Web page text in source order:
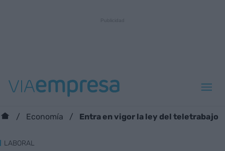
Economía Entra en vigor la ley del teletrabajo
LABORAL